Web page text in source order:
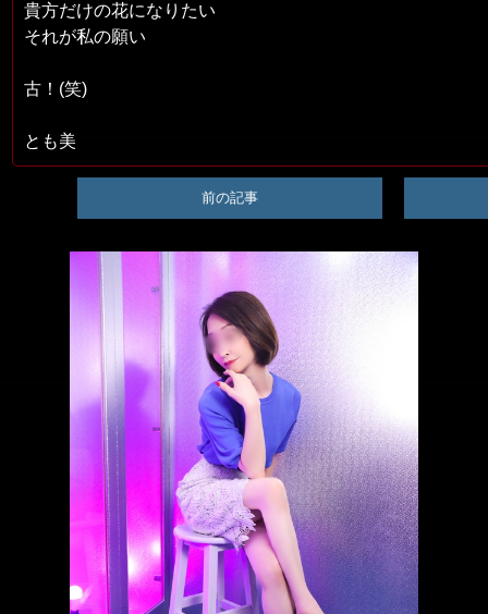
貴方だけの花になりたい
それが私の願い
古！(笑)
とも美
前の記事